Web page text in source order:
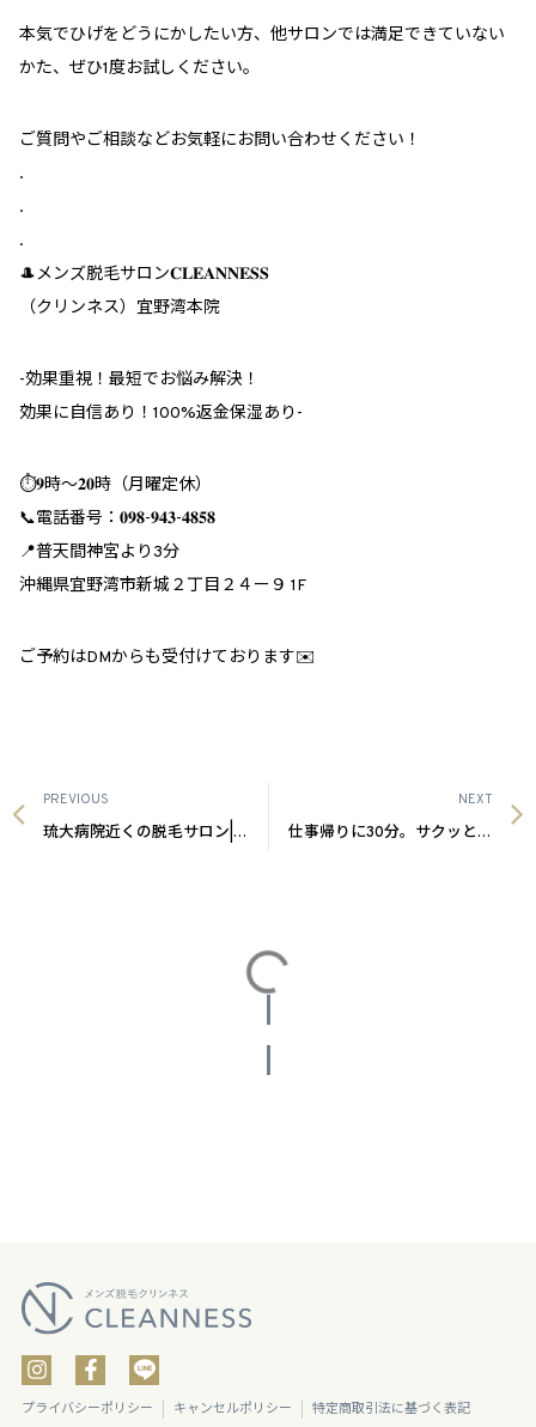
本気でひげをどうにかしたい方、他サロンでは満足できていない
かた、ぜひ1度お試しください。
ご質問やご相談などお気軽にお問い合わせください！
.
.
.
🎩メンズ脱毛サロン𝐂𝐋𝐄𝐀𝐍𝐍𝐄𝐒𝐒
（クリンネス）宜野湾本院
︎-効果重視！最短でお悩み解決！
効果に自信あり！100%返金保湿あり-
⏱𝟗時～𝟐𝟎時（月曜定休）
📞電話番号：𝟎𝟗𝟖-𝟗𝟒𝟑-𝟒𝟖𝟓𝟖
📍普天間神宮より3分
沖縄県宜野湾市新城２丁目２４ー９ 1F
ご予約はDMからも受付けております✉️
PREVIOUS
琉大病院近くの脱毛サロン|沖縄メンズ脱毛
NEXT
仕事帰りに30分。サクッと脱毛|沖縄メンズ脱毛
プライバシーポリシー キャンセルポリシー 特定商取引法に基づく表記